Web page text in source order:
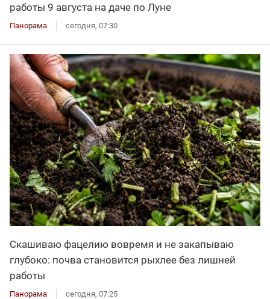
работы 9 августа на даче по Луне
Панорама сегодня, 07:30
Скашиваю фацелию вовремя и не закапываю
глубоко: почва становится рыхлее без лишней
работы
Панорама сегодня, 07:25